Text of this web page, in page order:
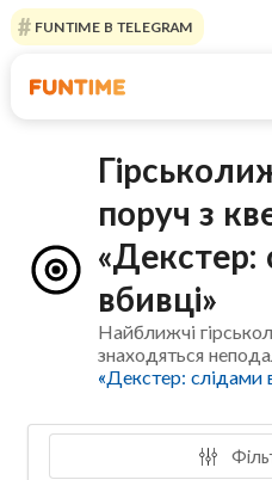
FUNTIME В TELEGRAM
поруч з
«Декстер:
вбивці»
Найближчі
знаходяться
«Декстер: слідами